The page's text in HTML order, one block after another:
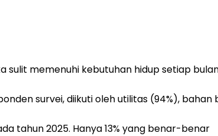
sulit memenuhi kebutuhan hidup setiap
survei, diikuti oleh utilitas (94%), bahan
tahun 2025. Hanya 13% yang benar-benar